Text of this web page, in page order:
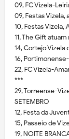
09, FC Vizela-
09, Festas Vizela,
10, Festas Vizela,
11, The Gift
14, Cortejo Vizela
16,
22, FC Vizela-
***
29, Torreense-
SETEMBRO
12, Festa da
15, Passeio de
19, NOITE